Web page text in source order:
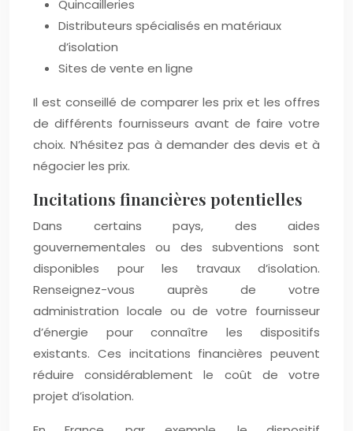
Quincailleries
Distributeurs spécialisés en matériaux
d’isolation
Sites de vente en ligne
Il est conseillé de comparer les prix et les offres
de différents fournisseurs avant de faire votre
choix. N’hésitez pas à demander des devis et à
négocier les prix.
Incitations financières potentielles
Dans certains pays, des aides
gouvernementales ou des subventions sont
disponibles pour les travaux d’isolation.
Renseignez-vous auprès de votre
administration locale ou de votre fournisseur
d’énergie pour connaître les dispositifs
existants. Ces incitations financières peuvent
réduire considérablement le coût de votre
projet d’isolation.